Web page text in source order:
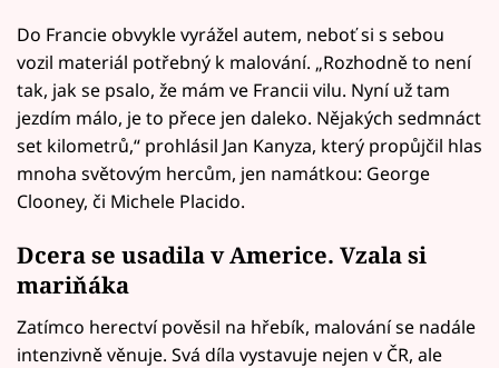
Do Francie obvykle vyrážel autem, neboť si s sebou
vozil materiál potřebný k malování. „Rozhodně to není
tak, jak se psalo, že mám ve Francii vilu. Nyní už tam
jezdím málo, je to přece jen daleko. Nějakých sedmnáct
set kilometrů,“ prohlásil Jan Kanyza, který propůjčil hlas
mnoha světovým hercům, jen namátkou: George
Clooney, či Michele Placido.
Dcera se usadila v Americe. Vzala si
mariňáka
Zatímco herectví pověsil na hřebík, malování se nadále
intenzivně věnuje. Svá díla vystavuje nejen v ČR, ale